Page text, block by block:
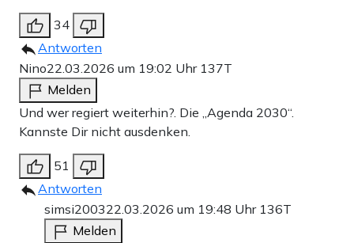
34
Antworten
Nino22.03.2026 um 19:02 Uhr 137T
Melden
Und wer regiert weiterhin?. Die „Agenda 2030“.
Kannste Dir nicht ausdenken.
51
Antworten
simsi200322.03.2026 um 19:48 Uhr 136T
Melden